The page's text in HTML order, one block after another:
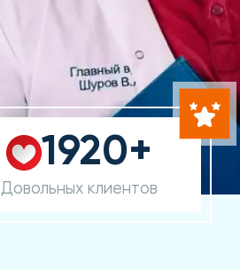
1920+
Довольных клиентов